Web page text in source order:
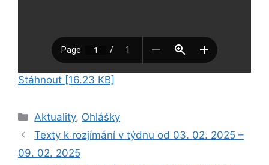
Stáhnout [16.23 KB]
Rubriky
Aktuality, Ohlášky
Texty k rozjímání v týdnu od 03. 02. 2025 –
09. 02. 2025